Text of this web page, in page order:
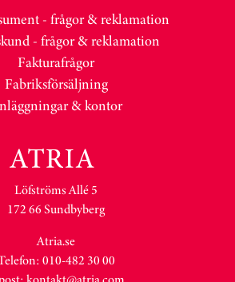
- frågor & reklamation
- frågor & reklamation
Fakturafrågor
Fabriksförsäljning
& kontor
Löfströms Allé 5
172 66 Sundbyberg
Atria.se
010-482 30 00